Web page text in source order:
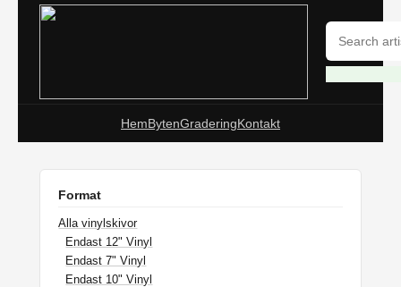
HemBytenGraderingKontakt
Format
Alla vinylskivor
Endast 12" Vinyl
Endast 7" Vinyl
Endast 10" Vinyl